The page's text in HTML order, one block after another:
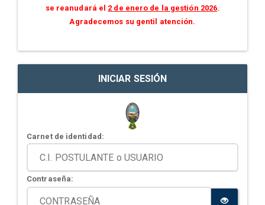
se reanudará el 2 de enero de la gestión 2026.
Agradecemos su gentil atención.
INICIAR SESIÓN
Carnet de identidad:
Contraseña: